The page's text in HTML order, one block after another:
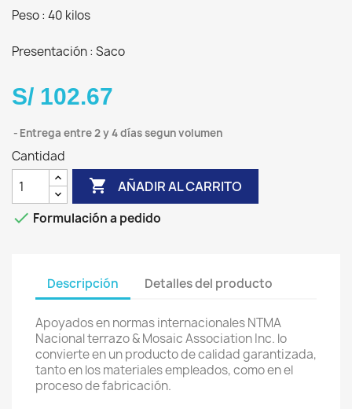
Path
Peso : 40 kilos
Presentación : Saco
S/ 102.67
Entrega entre 2 y 4 días segun volumen
Cantidad
 AÑADIR AL CARRITO
 Formulación a pedido
Descripción Detalles del producto
Apoyados en normas internacionales NTMA
Nacional terrazo & Mosaic Association Inc. lo
convierte en un producto de calidad garantizada,
tanto en los materiales empleados, como en el
proceso de fabricación.